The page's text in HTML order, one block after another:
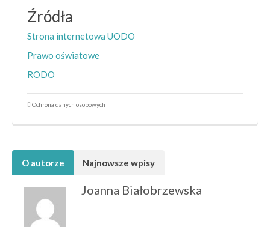
Źródła
Strona internetowa UODO
Prawo oświatowe
RODO
Ochrona danych osobowych
O autorze Najnowsze wpisy
Joanna Białobrzewska